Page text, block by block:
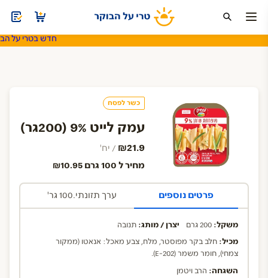
חדש בטרי על
חד פעמי משקאות ומוצרי חלב סויה ותחליפי חלב שתיה קלה
כשר לפסח
עמק לייט 9% (200גר)
₪21.9 / יח'
מחיר ל 100 גרם ₪10.95
פרטים נוספים ערך תזונתי.100 גר'
משקל: 200 גרם יצרן / מותג: תנובה
מכיל: חלב בקר מפוסטר, מלח, צבע מאכל: אנאטו (ממקור
צמחי), חומר משמר (E-202).
השגחה: הרב ויטמן